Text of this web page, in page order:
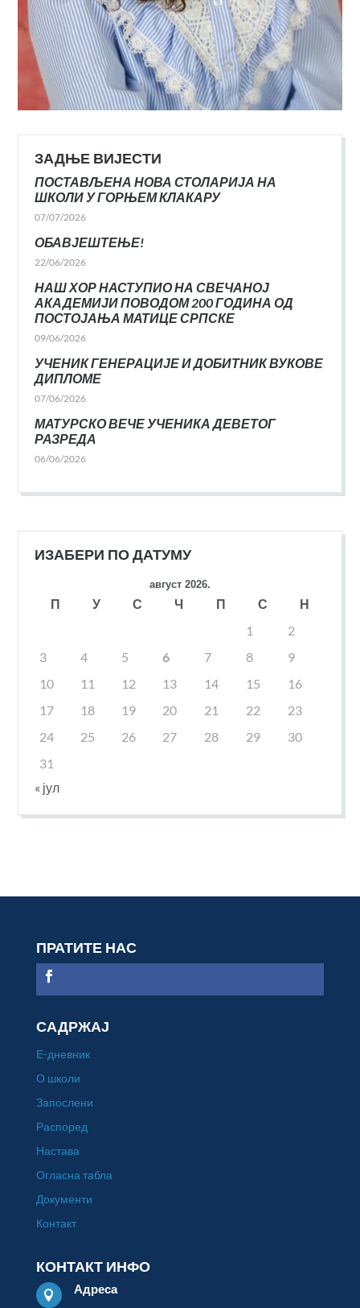
ЗАДЊЕ ВИЈЕСТИ
ПОСТАВЉЕНА НОВА СТОЛАРИЈА НА
ШКОЛИ У ГОРЊЕМ КЛАКАРУ
07/07/2026
ОБАВЈЕШТЕЊЕ!
22/06/2026
НАШ ХОР НАСТУПИО НА СВЕЧАНОЈ
АКАДЕМИЈИ ПОВОДОМ 200 ГОДИНА ОД
ПОСТОЈАЊА МАТИЦЕ СРПСКЕ
09/06/2026
УЧЕНИК ГЕНЕРАЦИЈЕ И ДОБИТНИК ВУКОВЕ
ДИПЛОМЕ
07/06/2026
МАТУРСКО ВЕЧЕ УЧЕНИКА ДЕВЕТОГ
РАЗРЕДА
06/06/2026
ИЗАБЕРИ ПО ДАТУМУ
август 2026.
П У С Ч П С
Н
1
2
3
4 5 6 7 8
9
10
11 12 13 14 15
16
17
18 19 20 21 22
23
24
25 26 27 28 29
30
31
« јул
ПРАТИТЕ НАС
САДРЖАЈ
Е-дневник
О школи
Запослени
Распоред
Настава
Огласна табла
Документи
Контакт
КОНТАКТ ИНФО

Адреса